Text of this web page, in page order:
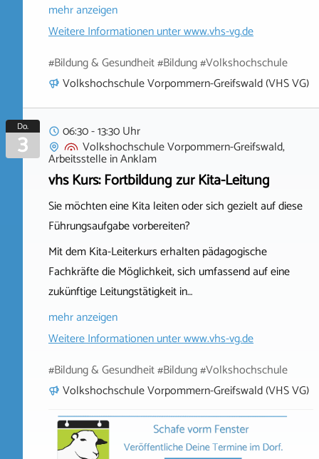
mehr anzeigen
Weitere Informationen unterwww.vhs-vg.de
#Bildung & Gesundheit #Bildung #Volkshochschule
Volkshochschule Vorpommern-Greifswald (VHS VG)
Do.
3
06:30 - 13:30 Uhr
Volkshochschule Vorpommern-Greifswald,
ArbeitsstelleinAnklam
vhs Kurs: Fortbildung zur Kita-Leitung
Sie möchten eine Kita leiten oder sich gezielt auf diese
Führungsaufgabe vorbereiten?
Mit dem Kita-Leiterkurs erhalten pädagogische
Fachkräfte die Möglichkeit, sich umfassend auf eine
zukünftige Leitungstätigkeit in…
mehr anzeigen
Weitere Informationen unterwww.vhs-vg.de
#Bildung & Gesundheit #Bildung #Volkshochschule
Volkshochschule Vorpommern-Greifswald (VHS VG)